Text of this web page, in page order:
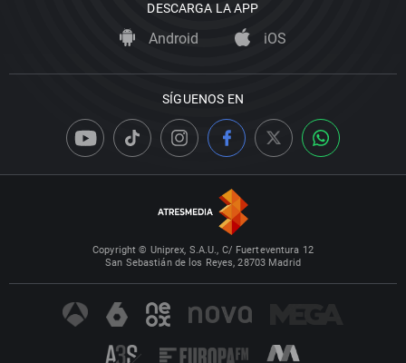
DESCARGA LA APP
Android iOS
SÍGUENOS EN
Copyright © Uniprex, S.A.U., C/ Fuerteventura 12
San Sebastián de los Reyes, 28703 Madrid